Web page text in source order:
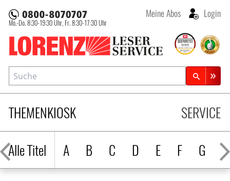
Lorenz Leserservice
Mo.-Do. 8:30-19:30 Uhr, Fr. 8:30-17:30 Uhr
Meine Abos Login
THEMENKIOSK
Alle Titel
A B C D E F G H
SERVICE
Suche
Zeitschriftensuche